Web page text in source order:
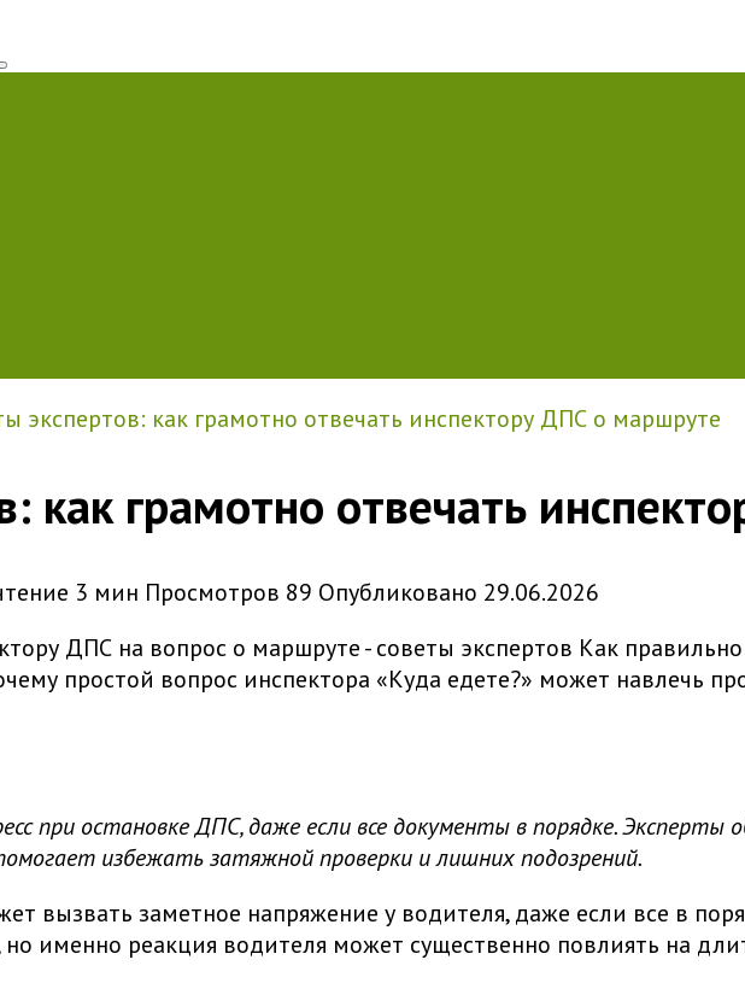
экспертов: как грамотно отвечать инспектору ДПС о маршруте
как грамотно отвечать
3 мин Просмотров 89 Опубликовано 29.06.2026
Как
простой вопрос инспектора «Куда едете?» может навлечь
при остановке ДПС, даже если все документы в порядке. Эксперты
избежать затяжной проверки и лишних подозрений.
вызвать заметное напряжение у водителя, даже если все в
именно реакция водителя может существенно повлиять на